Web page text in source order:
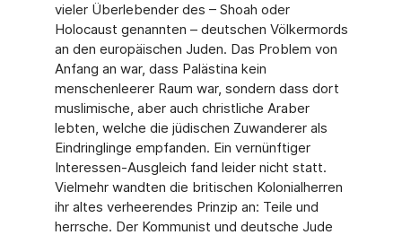
vieler Überlebender des – Shoah oder
Holocaust genannten – deutschen Völkermords
an den europäischen Juden. Das Problem von
Anfang an war, dass Palästina kein
menschenleerer Raum war, sondern dass dort
mus­limische, aber auch christliche Araber
lebten, welche die jüdischen Zuwanderer als
Ein­dringlinge empfanden. Ein vernünftiger
Interessen-Ausgleich fand leider nicht statt.
Viel­mehr wandten die britischen Kolonialherren
ihr altes verheerendes Prinzip an: Teile und
herrsche. Der Kommunist und deutsche Jude